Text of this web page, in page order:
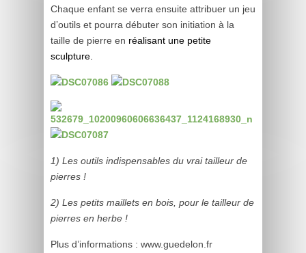
Chaque enfant se verra ensuite attribuer un jeu
d’outils et pourra débuter son initiation à la
taille de pierre en réalisant une petite
sculpture.
1) Les outils indispensables du vrai tailleur de
pierres !
2) Les petits maillets en bois, pour le tailleur de
pierres en herbe !
Plus d’informations : www.guedelon.fr